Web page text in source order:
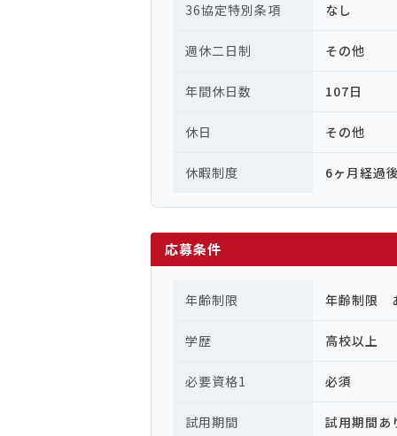
36協定特別条項 なし
週休二日制 その他
年間休日数 107日
休日 その他
休暇制度 6ヶ月経過
応募条件
年齢制限 年齢制限
学歴 高校以上
必要資格1 必須
試用期間 試用期間あ